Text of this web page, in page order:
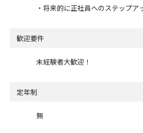
・将来的に正社員へのステップア
歓迎要件
未経験者大歓迎！
定年制
無